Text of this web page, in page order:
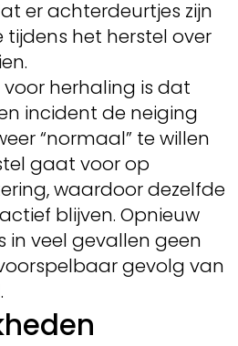
er achterdeurtjes zijn
het herstel over
herhaling is dat
incident de neiging
“normaal” te willen
gaat voor op
waardoor dezelfde
blijven. Opnieuw
in veel gevallen geen
gevolg van